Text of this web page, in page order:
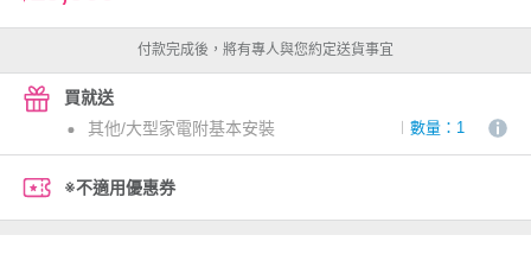
付款完成後，將有專人與您約定送貨事宜
買就送
其他/大型家電附基本安裝
數量：1
※不適用優惠券